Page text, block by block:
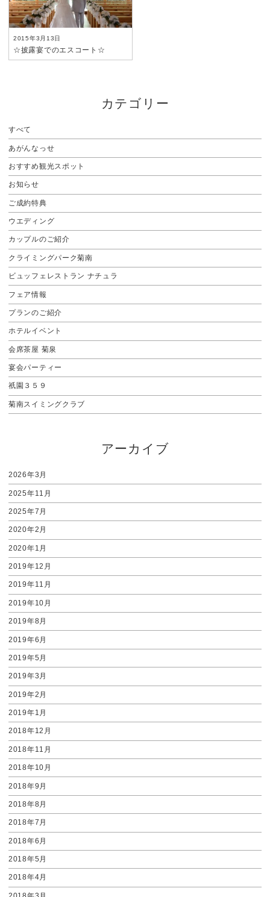
2015年3月13日
☆披露宴でのエスコート☆
カテゴリー
すべて
あがんなっせ
おすすめ観光スポット
お知らせ
ご成約特典
ウエディング
カップルのご紹介
クライミングパーク菊南
ビュッフェレストラン ナチュラ
フェア情報
プランのご紹介
ホテルイベント
会席茶屋 菊泉
宴会パーティー
祇園３５９
菊南スイミングクラブ
アーカイブ
2026年3月
2025年11月
2025年7月
2020年2月
2020年1月
2019年12月
2019年11月
2019年10月
2019年8月
2019年6月
2019年5月
2019年3月
2019年2月
2019年1月
2018年12月
2018年11月
2018年10月
2018年9月
2018年8月
2018年7月
2018年6月
2018年5月
2018年4月